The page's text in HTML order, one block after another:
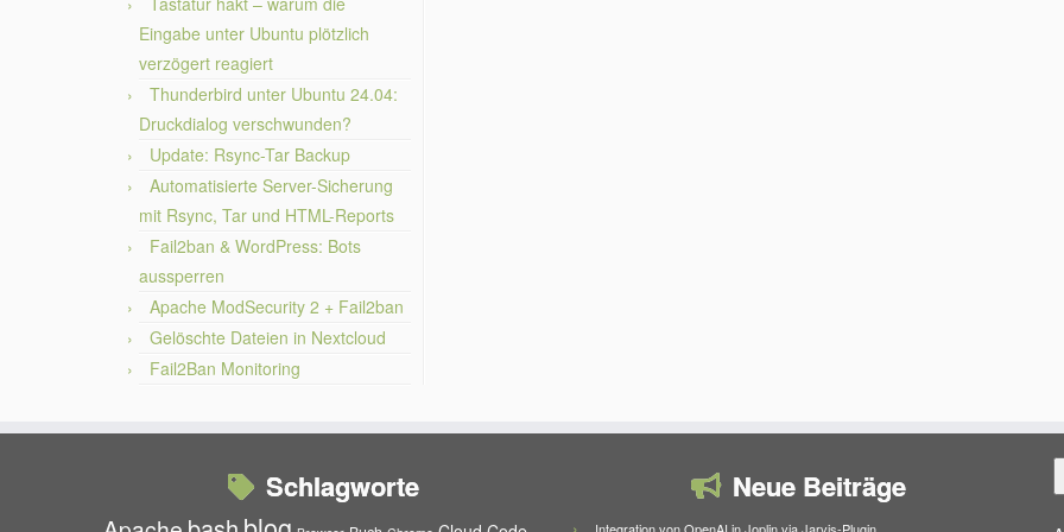
Eingabe unter Ubuntu plötzlich
verzögert reagiert
Thunderbird unter Ubuntu 24.04:
Druckdialog verschwunden?
Update: Rsync-Tar Backup
Automatisierte Server-Sicherung
mit Rsync, Tar und HTML-Reports
Fail2ban & WordPress: Bots
aussperren
Apache ModSecurity 2 + Fail2ban
Gelöschte Dateien in Nextcloud
Fail2Ban Monitoring
Schlagworte Neue Beiträge